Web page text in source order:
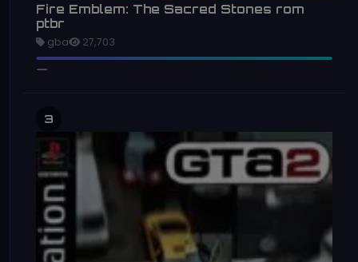
Fire Emblem: The Sacred Stones rom
ptbr
gba 27,703
3